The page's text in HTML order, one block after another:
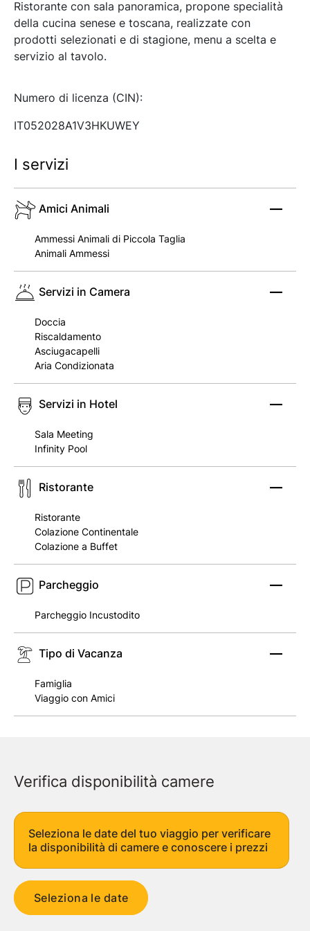
Verifica disponibilità camere
Seleziona le date del tuo viaggio per verificare
la disponibilità di camere e conoscere i prezzi
Seleziona le date
Ristorante con sala panoramica, propone specialità
della cucina senese e toscana, realizzate con
prodotti selezionati e di stagione, menu a scelta e
servizio al tavolo.
Numero di licenza (CIN):
IT052028A1V3HKUWEY
I servizi
Amici Animali
Ammessi Animali di Piccola Taglia
Animali Ammessi
Servizi in Camera
Doccia
Riscaldamento
Asciugacapelli
Aria Condizionata
Servizi in Hotel
Sala Meeting
Infinity Pool
Ristorante
Ristorante
Colazione Continentale
Colazione a Buffet
Parcheggio
Parcheggio Incustodito
Tipo di Vacanza
Famiglia
Viaggio con Amici